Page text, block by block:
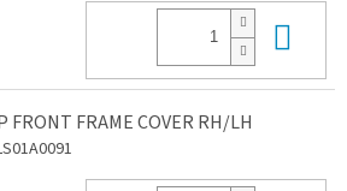
FRONT FRAME COVER RH/LH